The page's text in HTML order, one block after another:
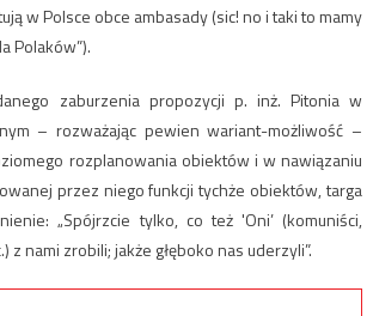
w Polsce obce ambasady (sic! no i taki to mamy
Polaków”).
zaburzenia propozycji p. inż. Pitonia w
– rozważając pewien wariant-możliwość –
rozplanowania obiektów i w nawiązaniu
przez niego funkcji tychże obiektów, targa
„Spójrzcie tylko, co też 'Oni’ (komuniści,
z nami zrobili; jakże głęboko nas uderzyli”.